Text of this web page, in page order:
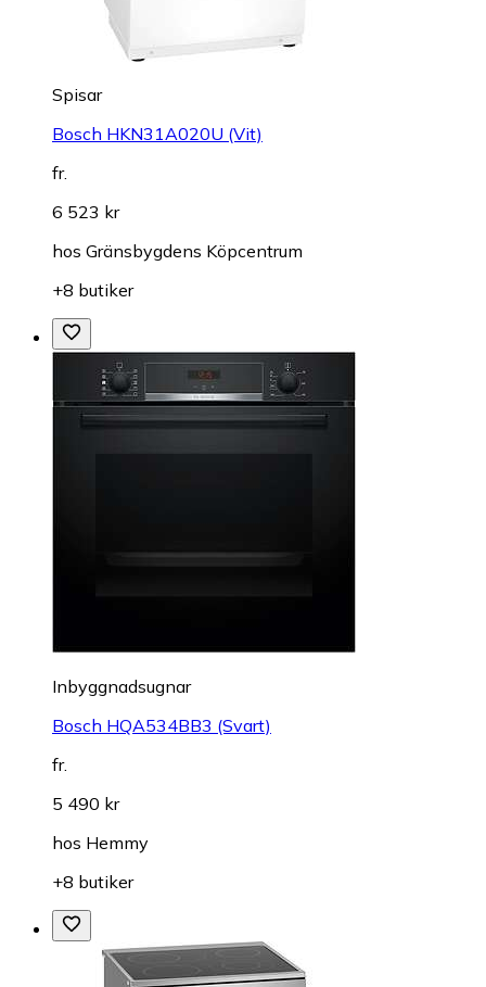
Spisar
Bosch HKN31A020U (Vit)
fr.
6 523 kr
hos Gränsbygdens Köpcentrum
+8 butiker
Inbyggnadsugnar
Bosch HQA534BB3 (Svart)
fr.
5 490 kr
hos Hemmy
+8 butiker